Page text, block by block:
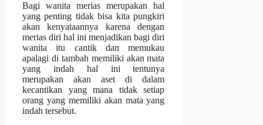
Bagi wanita merias merupakan hal
yang penting tidak bisa kita pungkiri
akan kenyataannya karena dengan
merias diri hal ini menjadikan bagi diri
wanita itu cantik dan memukau
apalagi di tambah memiliki akan mata
yang indah hal ini tentunya
merupakan akan aset di dalam
kecantikan yang mana tidak setiap
orang yang memiliki akan mata yang
indah tersebut.